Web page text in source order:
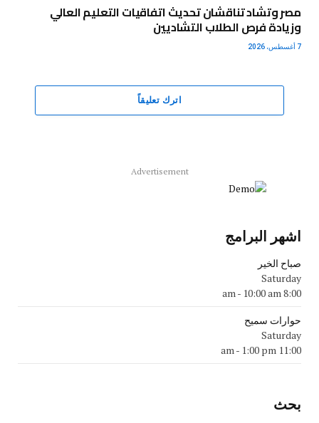
مصر وتشاد تناقشان تحديث اتفاقيات التعليم العالي
وزيادة فرص الطلاب التشاديين
7 أغسطس، 2026
اترك تعليقاً
Advertisement
اشهر البرامج
صباح الخير
Saturday
8:00 am
- 10:00 am
حوارات سميح
Saturday
11:00 am
- 1:00 pm
بحث